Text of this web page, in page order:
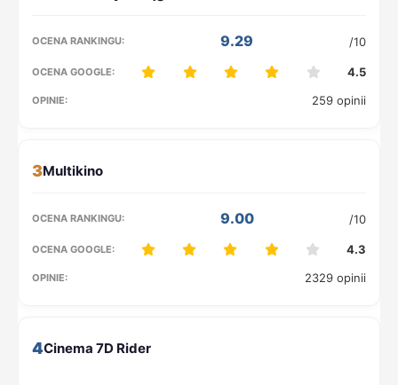
9.29 /10
4.5
259 opinii
3
9.00 /10
4.3
2329 opinii
4